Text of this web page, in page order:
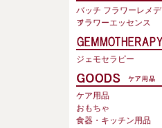
バッチ フラワーレメデ
ィ
フラワーエッセンス
ジェモセラピー
ケア用品
おもちゃ
食器・キッチン用品